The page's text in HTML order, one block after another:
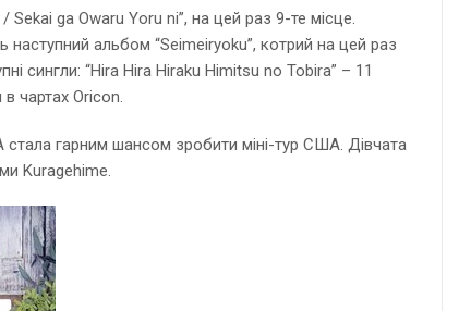
Sekai ga Owaru Yoru ni”, на цей раз 9-те місце.
наступний альбом “Seimeiryoku”, котрий на цей раз
сингли: “Hira Hira Hiraku Himitsu no Tobira” – 11
чартах Oricon.
стала гарним шансом зробити міні-тур США. Дівчата
Kuragehime.